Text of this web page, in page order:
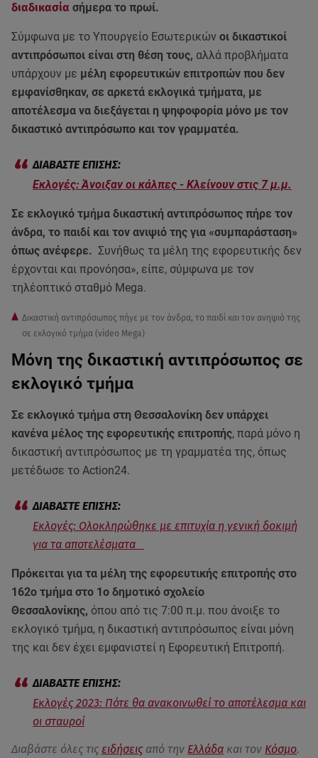
διαδικασία σήμερα το πρωί.
Σύμφωνα με το Υπουργείο Εσωτερικών οι δικαστικοί
αντιπρόσωποι είναι στη θέση τους, αλλά προβλήματα
υπάρχουν με μέλη εφορευτικών επιτροπών που δεν
εμφανίσθηκαν, σε αρκετά εκλογικά τμήματα, με
αποτέλεσμα να διεξάγεται η ψηφοφορία μόνο με τον
δικαστικό αντιπρόσωπο και τον γραμματέα.
Εκλογές: Άνοιξαν οι κάλπες - Κλείνουν στις 7 μ.μ.
Σε εκλογικό τμήμα δικαστική αντιπρόσωπος πήρε τον
άνδρα, το παιδί και τον ανιψιό της για «συμπαράσταση»
όπως ανέφερε. Συνήθως τα μέλη της εφορευτικής δεν
έρχονται και προνόησα», είπε, σύμφωνα με τον
τηλέοπτικό σταθμό Mega.
Δικαστική αντιπρόσωπος πήγε με τον άνδρα, το παιδί και τον ανηψιό της
σε εκλογικό τμήμα (video Mega)
Μόνη της δικαστική αντιπρόσωπος σε
εκλογικό τμήμα
Σε εκλογικό τμήμα στη Θεσσαλονίκη δεν υπάρχει
κανένα μέλος της εφορευτικής επιτροπής, παρά μόνο η
δικαστική αντιπρόσωπος με τη γραμματέα της, όπως
μετέδωσε το Action24.
Εκλογές: Ολοκληρώθηκε με επιτυχία η γενική δοκιμή
για τα αποτελέσματα
Πρόκειται για τα μέλη της εφορευτικής επιτροπής στο
162ο τμήμα στο 1ο δημοτικό σχολείο
Θεσσαλονίκης, όπου από τις 7:00 π.μ. που άνοιξε το
εκλογικό τμήμα, η δικαστική αντιπρόσωπος είναι μόνη
της και δεν έχει εμφανιστεί η Εφορευτική Επιτροπή.
Εκλογές 2023: Πότε θα ανακοινωθεί το αποτέλεσμα και
οι σταυροί
Διαβάστε όλες τις ειδήσεις από την Ελλάδα και τον Κόσμο.